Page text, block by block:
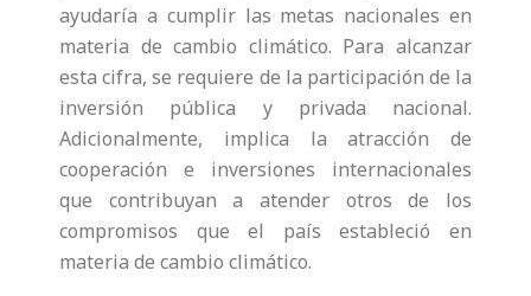
ayudaría a cumplir las metas nacionales en
materia de cambio climático. Para alcanzar
esta cifra, se requiere de la participación de la
inversión pública y privada nacional.
Adicionalmente, implica la atracción de
cooperación e inversiones internacionales
que contribuyan a atender otros de los
compromisos que el país estableció en
materia de cambio climático.